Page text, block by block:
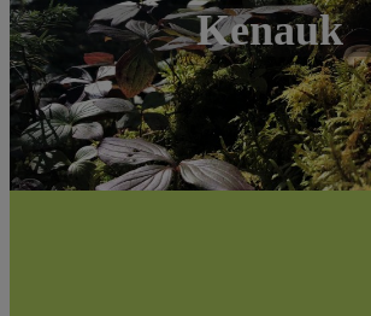
Kenauk